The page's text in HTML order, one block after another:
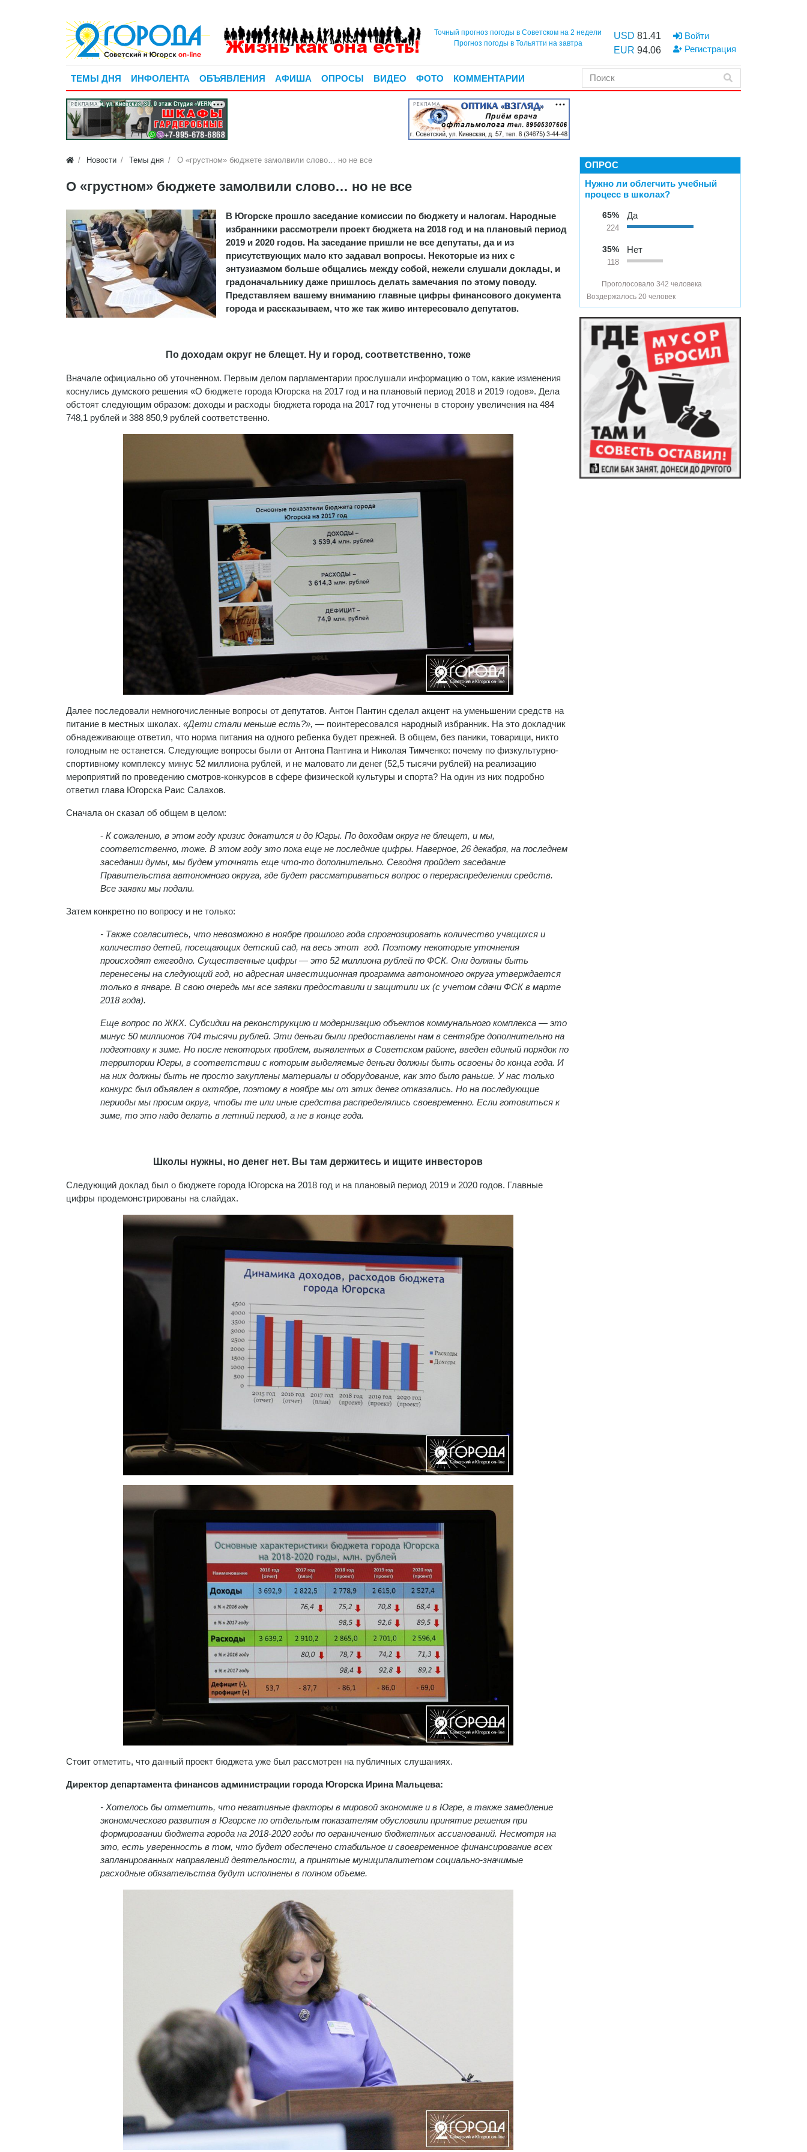
Точный прогноз погоды в Советском на 2 недели
Прогноз погоды в Тольятти на завтра
USD 81.41
EUR 94.06
Войти
Регистрация
ТЕМЫ ДНЯ ИНФОЛЕНТА ОБЪЯВЛЕНИЯ АФИША ОПРОСЫ ВИДЕО ФОТО КОММЕНТАРИИ
РЕКЛАМА РЕКЛАМА
Новости Темы дня О «грустном» бюджете замолвили слово… но не все
О «грустном» бюджете замолвили слово… но не все
В Югорске прошло заседание комиссии по бюджету и налогам. Народные
избранники рассмотрели проект бюджета на 2018 год и на плановый период
2019 и 2020 годов. На заседание пришли не все депутаты, да и из
присутствующих мало кто задавал вопросы. Некоторые из них с
энтузиазмом больше общались между собой, нежели слушали доклады, и
градоначальнику даже пришлось делать замечания по этому поводу.
Представляем вашему вниманию главные цифры финансового документа
города и рассказываем, что же так живо интересовало депутатов.
По доходам округ не блещет. Ну и город, соответственно, тоже
Вначале официально об уточненном. Первым делом парламентарии прослушали информацию о том, какие изменения
коснулись думского решения «О бюджете города Югорска на 2017 год и на плановый период 2018 и 2019 годов». Дела
обстоят следующим образом: доходы и расходы бюджета города на 2017 год уточнены в сторону увеличения на 484
748,1 рублей и 388 850,9 рублей соответственно.
Далее последовали немногочисленные вопросы от депутатов. Антон Пантин сделал акцент на уменьшении средств на
питание в местных школах. «Дети стали меньше есть?», — поинтересовался народный избранник. На это докладчик
обнадеживающе ответил, что норма питания на одного ребенка будет прежней. В общем, без паники, товарищи, никто
голодным не останется. Следующие вопросы были от Антона Пантина и Николая Тимченко: почему по физкультурно-
спортивному комплексу минус 52 миллиона рублей, и не маловато ли денег (52,5 тысячи рублей) на реализацию
мероприятий по проведению смотров-конкурсов в сфере физической культуры и спорта? На один из них подробно
ответил глава Югорска Раис Салахов.
Сначала он сказал об общем в целом:
- К сожалению, в этом году кризис докатился и до Югры. По доходам округ не блещет, и мы,
соответственно, тоже. В этом году это пока еще не последние цифры. Наверное, 26 декабря, на последнем
заседании думы, мы будем уточнять еще что-то дополнительно. Сегодня пройдет заседание
Правительства автономного округа, где будет рассматриваться вопрос о перераспределении средств.
Все заявки мы подали.
Затем конкретно по вопросу и не только:
- Также согласитесь, что невозможно в ноябре прошлого года спрогнозировать количество учащихся и
количество детей, посещающих детский сад, на весь этот год. Поэтому некоторые уточнения
происходят ежегодно. Существенные цифры — это 52 миллиона рублей по ФСК. Они должны быть
перенесены на следующий год, но адресная инвестиционная программа автономного округа утверждается
только в январе. В свою очередь мы все заявки предоставили и защитили их (с учетом сдачи ФСК в марте
2018 года).
Еще вопрос по ЖКХ. Субсидии на реконструкцию и модернизацию объектов коммунального комплекса — это
минус 50 миллионов 704 тысячи рублей. Эти деньги были предоставлены нам в сентябре дополнительно на
подготовку к зиме. Но после некоторых проблем, выявленных в Советском районе, введен единый порядок по
территории Югры, в соответствии с которым выделяемые деньги должны быть освоены до конца года. И
на них должны быть не просто закуплены материалы и оборудование, как это было раньше. У нас только
конкурс был объявлен в октябре, поэтому в ноябре мы от этих денег отказались. Но на последующие
периоды мы просим округ, чтобы те или иные средства распределялись своевременно. Если готовиться к
зиме, то это надо делать в летний период, а не в конце года.
Школы нужны, но денег нет. Вы там держитесь и ищите инвесторов
Следующий доклад был о бюджете города Югорска на 2018 год и на плановый период 2019 и 2020 годов. Главные
цифры продемонстрированы на слайдах.
Стоит отметить, что данный проект бюджета уже был рассмотрен на публичных слушаниях.
Директор департамента финансов администрации города Югорска Ирина Мальцева:
- Хотелось бы отметить, что негативные факторы в мировой экономике и в Югре, а также замедление
экономического развития в Югорске по отдельным показателям обусловили принятие решения при
формировании бюджета города на 2018-2020 годы по ограничению бюджетных ассигнований. Несмотря на
это, есть уверенность в том, что будет обеспечено стабильное и своевременное финансирование всех
запланированных направлений деятельности, а принятые муниципалитетом социально-значимые
расходные обязательства будут исполнены в полном объеме.
ОПРОС
Нужно ли облегчить учебный
процесс в школах?
65%
224
Да
35%
118
Нет
Проголосовало 342 человека
Воздержалось 20 человек